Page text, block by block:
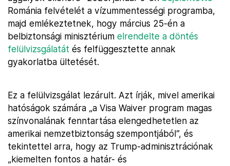
Románia felvételét a vízummentességi programba,
majd emlékeztetnek, hogy március 25-én a
belbiztonsági minisztérium elrendelte a döntés
felülvizsgálatát és felfüggesztette annak
gyakorlatba ültetését.
Ez a felülvizsgálat lezárult. Azt írják, mivel amerikai
hatóságok számára „a Visa Waiver program magas
színvonalának fenntartása elengedhetetlen az
amerikai nemzetbiztonság szempontjából”, és
tekintettel arra, hogy az Trump-adminisztrációnak
„kiemelten fontos a határ- és